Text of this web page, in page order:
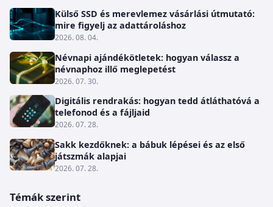
Külső SSD és merevlemez vásárlási útmutató:
mire figyelj az adattároláshoz
2026. 08. 04.
Névnapi ajándékötletek: hogyan válassz a
névnaphoz illő meglepetést
2026. 07. 30.
Digitális rendrakás: hogyan tedd átláthatóvá a
telefonod és a fájljaid
2026. 07. 28.
Sakk kezdőknek: a bábuk lépései és az első
játszmák alapjai
2026. 07. 28.
Témák szerint